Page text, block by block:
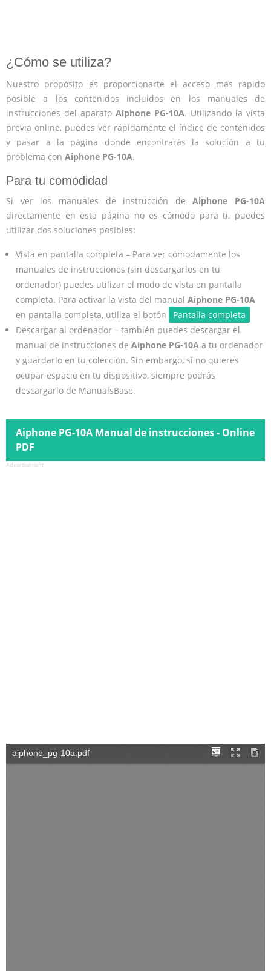
¿Cómo se utiliza?
Nuestro propósito es proporcionarte el acceso más rápido
posible a los contenidos incluidos en los manuales de
instrucciones del aparato Aiphone PG-10A. Utilizando la vista
previa online, puedes ver rápidamente el índice de contenidos
y pasar a la página donde encontrarás la solución a tu
problema con Aiphone PG-10A.
Para tu comodidad
Si ver los manuales de instrucción deAiphone PG-10A
directamente en esta página no es cómodo para ti, puedes
utilizar dos soluciones posibles:
Vista en pantalla completa – Para ver cómodamente los
manuales de instrucciones (sin descargarlos en tu
ordenador) puedes utilizar el modo de vista en pantalla
completa. Para activar la vista del manual Aiphone PG-10A
en pantalla completa, utiliza el botón
Pantalla completa
Descargar al ordenador – también puedes descargar el
manual de instrucciones de Aiphone PG-10Aa tu ordenador
y guardarlo en tu colección. Sin embargo, si no quieres
ocupar espacio en tu dispositivo, siempre podrás
descargarlo de ManualsBase.
Aiphone PG-10A Manual de instrucciones - Online
PDF
Advertisement